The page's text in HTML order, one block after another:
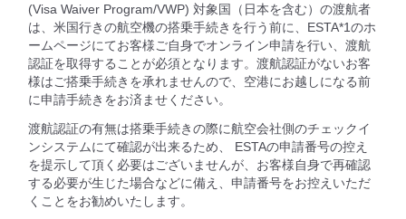
(Visa Waiver Program/VWP) 対象国（日本を含む）の渡航者
は、米国行きの航空機の搭乗手続きを行う前に、ESTA*1のホ
ームページにてお客様ご自身でオンライン申請を行い、渡航
認証を取得することが必須となります。渡航認証がないお客
様はご搭乗手続きを承れませんので、空港にお越しになる前
に申請手続きをお済ませください。
渡航認証の有無は搭乗手続きの際に航空会社側のチェックイ
ンシステムにて確認が出来るため、 ESTAの申請番号の控え
を提示して頂く必要はございませんが、お客様自身で再確認
する必要が生じた場合などに備え、申請番号をお控えいただ
くことをお勧めいたします。